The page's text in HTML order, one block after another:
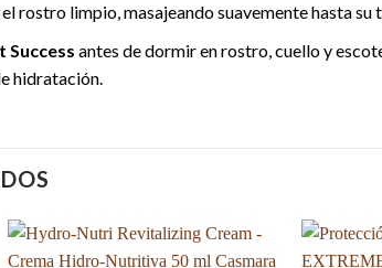
rostro limpio, masajeando suavemente hasta su
Success antes de dormir en rostro, cuello y
hidratación.